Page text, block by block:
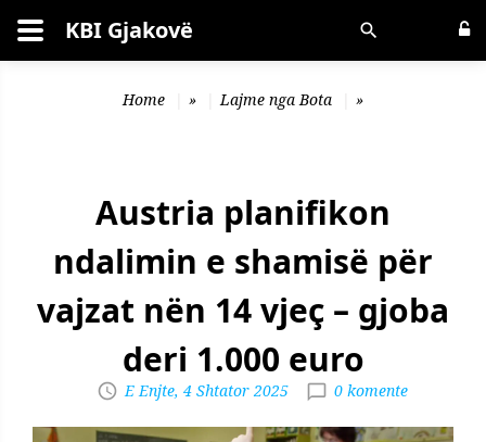
Kërko KBI Gjakovë
Home » Lajme nga Bota »
Austria planifikon
ndalimin e shamisë për
vajzat nën 14 vjeç – gjoba
deri 1.000 euro
E Enjte, 4 Shtator 2025 0 komente